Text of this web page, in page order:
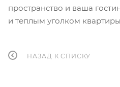
пространство и ваша
и теплым уголком
НАЗАД К СПИСКУ